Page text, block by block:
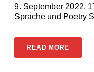
9. September 2022,
Sprache und Poetry
READ MORE